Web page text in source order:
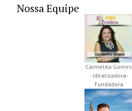
Nossa Equipe
Carmelita Gomes
- Idealizadora-
Fundadora